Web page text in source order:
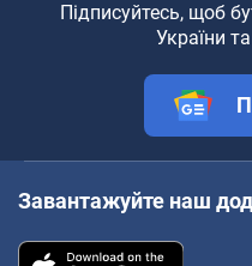
Підписуйтесь, щоб
України
Завантажуйте наш